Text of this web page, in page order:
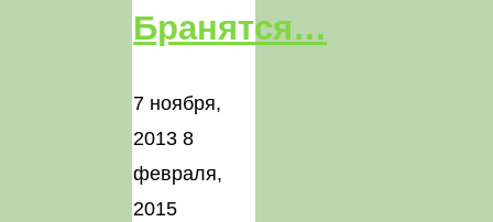
Бранятся…
7 ноября,
20138
февраля,
2015